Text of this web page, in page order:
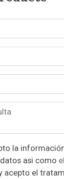
sobre
protección de datos asi como
acepto el